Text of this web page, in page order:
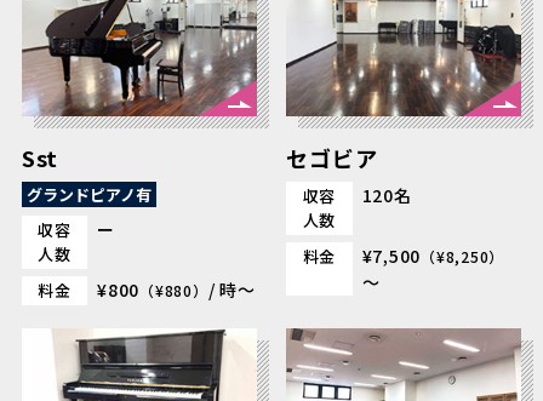
Sst
グランドピアノ有
収容
人数
ー
料金 ¥800 （¥880） / 時～
セゴビア
収容
人数
120名
料金 ¥7,500 （¥8,250）
～